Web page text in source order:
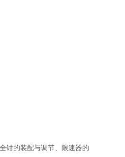
钳的装配与调节、限速器的